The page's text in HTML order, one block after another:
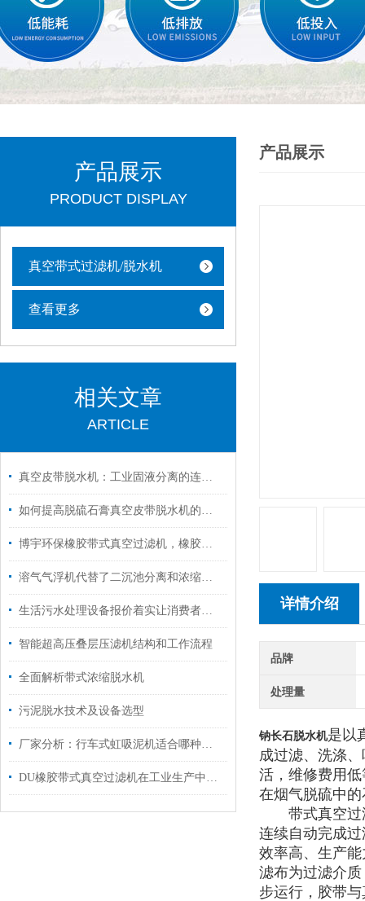
产品展示
PRODUCT DISPLAY
真空带式过滤机/脱水机
查看更多
相关文章
ARTICLE
真空皮带脱水机：工业固液分离的连续化解决方案
如何提高脱硫石膏真空皮带脱水机的脱水效率？
博宇环保橡胶带式真空过滤机，橡胶过滤带的核心技术亮点
溶气气浮机代替了二沉池分离和浓缩水中污泥
生活污水处理设备报价着实让消费者心中一喜
智能超高压叠层压滤机结构和工作流程
全面解析带式浓缩脱水机
污泥脱水技术及设备选型
厂家分析：行车式虹吸泥机适合哪种沉淀池
DU橡胶带式真空过滤机在工业生产中的重要作用
产品展示
详情介绍
品牌
处理量
钠长石脱水机是以
成过滤、洗涤
活，维修费用
在烟气脱硫中
带式真空过滤
连续自动完成
效率高、生产
滤布为过滤介
步运行，胶带